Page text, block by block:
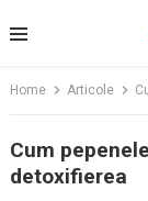
to
Home Articole
Cum
detoxifierea